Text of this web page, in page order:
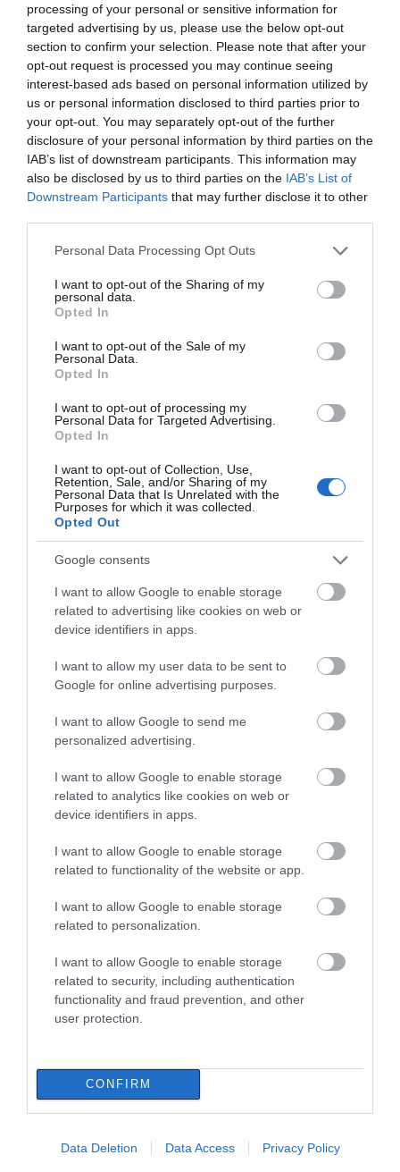
processing of your personal or sensitive information for
targeted advertising by us, please use the below opt-out
section to confirm your selection. Please note that after your
opt-out request is processed you may continue seeing
interest-based ads based on personal information utilized by
us or personal information disclosed to third parties prior to
your opt-out. You may separately opt-out of the further
disclosure of your personal information by third parties on the
IAB’s list of downstream participants. This information may
also be disclosed by us to third parties on the IAB’s List of
Downstream Participants that may further disclose it to other
Please note that this website/app uses one or more Google
not limited to your visit or usage behaviour. You may click to
grant or deny consent to Google and its third-party tags to
use your data for below specified purposes in below Google
consent section.
Personal Data Processing Opt Outs
I want to opt-out of the Sharing of my
personal data.
Opted In
I want to opt-out of the Sale of my
Personal Data.
Opted In
I want to opt-out of processing my
Personal Data for Targeted Advertising.
Opted In
I want to opt-out of Collection, Use,
Retention, Sale, and/or Sharing of my
Personal Data that Is Unrelated with the
Purposes for which it was collected.
Opted Out
Google consents
I want to allow Google to enable storage
related to advertising like cookies on web or
device identifiers in apps.
I want to allow my user data to be sent to
Google for online advertising purposes.
I want to allow Google to send me
personalized advertising.
I want to allow Google to enable storage
related to analytics like cookies on web or
device identifiers in apps.
I want to allow Google to enable storage
related to functionality of the website or app.
I want to allow Google to enable storage
related to personalization.
I want to allow Google to enable storage
related to security, including authentication
functionality and fraud prevention, and other
user protection.
CONFIRM
Data Deletion Data Access Privacy Policy
07.08.2026 | 12:15
Αυτές είναι οι επικίνδυνες
εβδομάδες του ελληνικού
καλοκαιριού για φωτιές
07.08.2026 | 12:00
Χωρίς νερό τώρα περιοχές της
Χαλκίδας
07.08.2026 | 11:45
Δελφίνια κολυμπούν δίπλα σε
07.08.2026 | 11:30
Συναγερμός στην Εύβοια: Στιγμές
αγωνίας για ιστιοφόρο με ξένους
επιβάτες
07.08.2026 | 11:15
Έκτακτη διακοπή νερού τώρα
07.08.2026 | 11:00
Η Κύμη στο επίκεντρο της
γαστρονομίας – Σήμερα η μεγάλη
έναρξη!
07.08.2026 | 10:45
Τι είναι οι γανωματήδες και γιατί
Εύβοιας;
07.08.2026 | 10:30
Συγκλονίζει μαρτυρία εθελοντή
στην Εύβοια: Ετσι σώθηκε το
07.08.2026 | 10:15
ΠΕΡΙΣΣΟΤΕΡΑ ΑΠΟ ΚΟΙΝΩΝΙΑ
Νεκρός 75χρονος που
Πώς θα πληρωθούν
Αυτές είναι οι
επικίνδυνες εβδομάδες
του ελληνικού
φωτιές
Δελφίνια κολυμπούν
δίπλα σε σκάφος
κρούσματα στην
Ελλάδα – Έξι νεκροί και
20 ασθενείς σε
γιορτάζουν σήμερα,
Παρασκευή 7
Αυγούστου